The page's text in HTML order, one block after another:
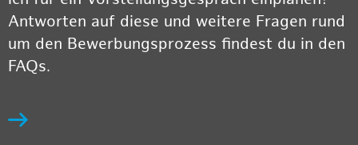
Antworten auf diese und weitere Fragen rund
um den Bewerbungsprozess findest du in den
FAQs.